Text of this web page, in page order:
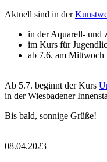
Aktuell sind in der
in der Aquarell- und
im Kurs für
ab 7.6. am
Ab 5.7. beginnt der Kurs
in der Wiesbadener
Bis bald, sonnige Grüße!
08.04.2023